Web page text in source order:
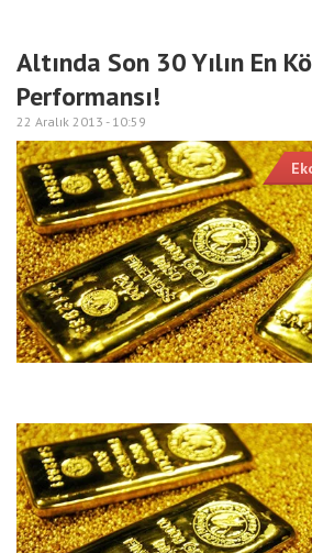
Altında Son 30 Yılın En
Performansı!
22 Aralık 2013 - 10:59